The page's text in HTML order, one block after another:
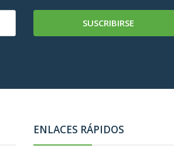
SUSCRIBIRSE
ENLACES RÁPIDOS